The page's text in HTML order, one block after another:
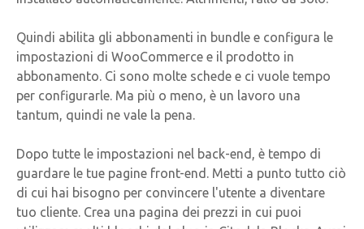
Quindi abilita gli abbonamenti in bundle e configura le
impostazioni di WooCommerce e il prodotto in
abbonamento. Ci sono molte schede e ci vuole tempo
per configurarle. Ma più o meno, è un lavoro una
tantum, quindi ne vale la pena.
Dopo tutte le impostazioni nel back-end, è tempo di
guardare le tue pagine front-end. Metti a punto tutto ciò
di cui hai bisogno per convincere l'utente a diventare
tuo cliente. Crea una pagina dei prezzi in cui puoi